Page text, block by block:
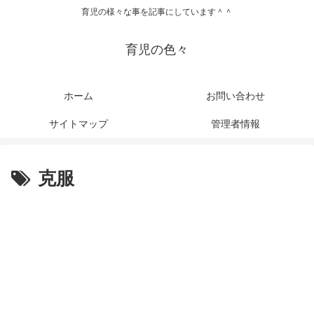
育児の様々な事を記事にしています＾＾
育児の色々
ホーム お問い合わせ
サイトマップ 管理者情報
克服